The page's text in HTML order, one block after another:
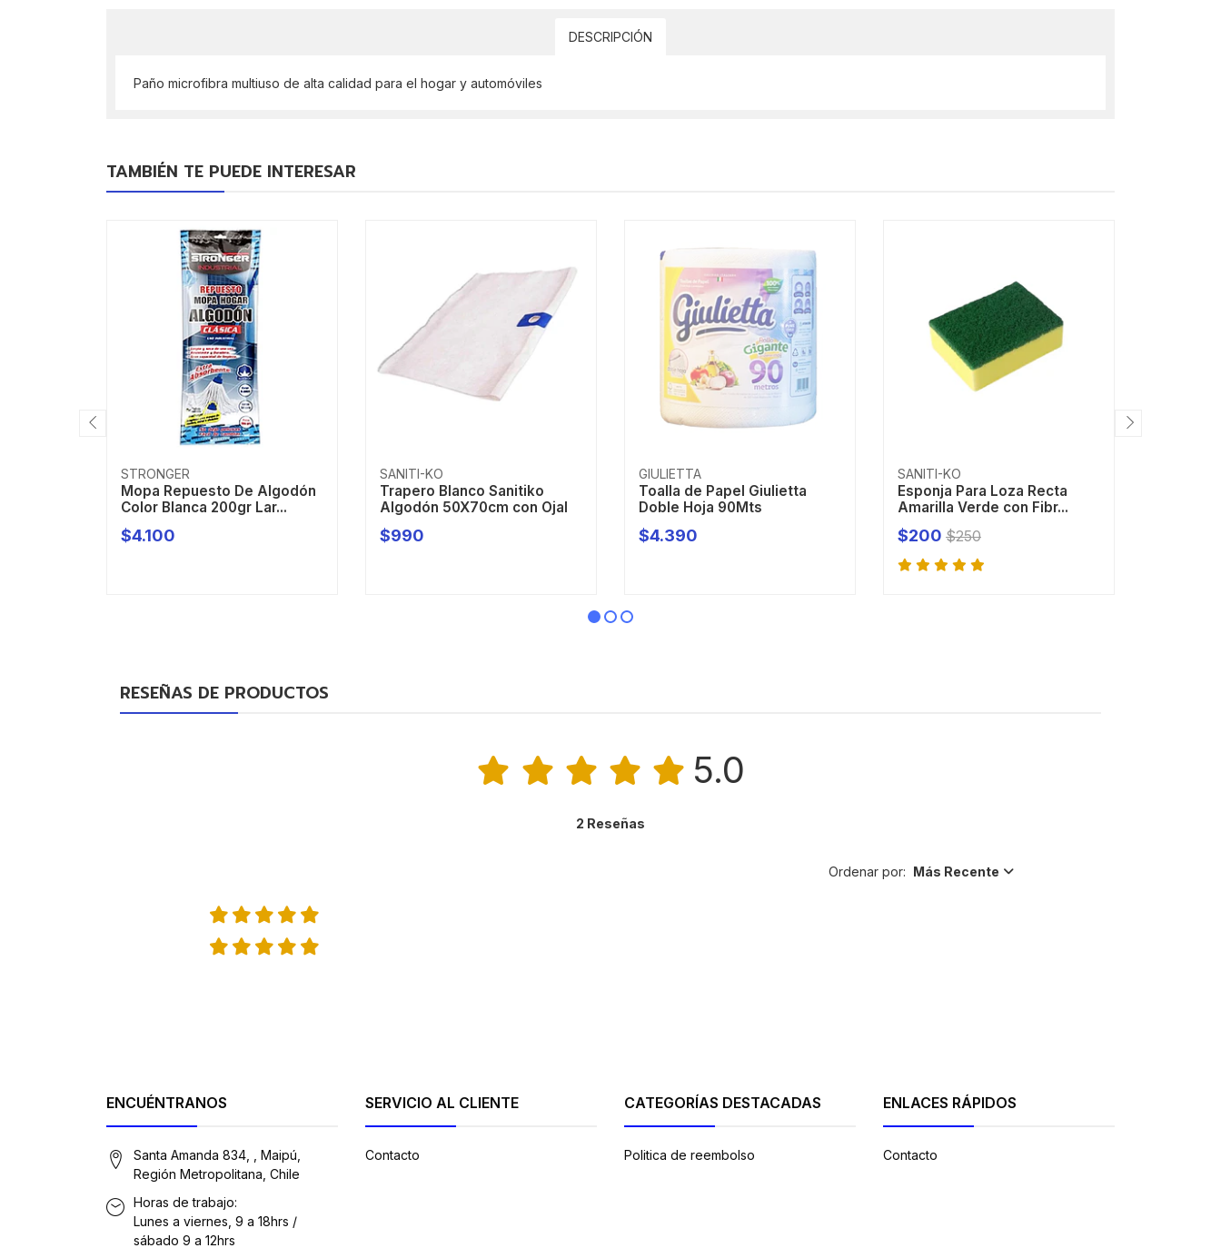
DESCRIPCIÓN
Paño microfibra multiuso de alta calidad para el hogar y automóviles
TAMBIÉN TE PUEDE INTERESAR
STRONGER
Mopa Repuesto De Algodón
Color Blanca 200gr Lar...
-
$4.100
SANITI-KO
Trapero Blanco Sanitiko
Algodón 50X70cm con Ojal
-
$990
GIULIETTA
Toalla de Papel Giulietta
Doble Hoja 90Mts
$4.390
SANITI-KO
Esponja Para Loza Recta
Amarilla Verde con Fibr...
-
$200 $250
RESEÑAS DE PRODUCTOS
5.0
2 Reseñas
Ordenar por: Más Recente
ENCUÉNTRANOS
Santa Amanda 834, , Maipú,
Región Metropolitana, Chile
Horas de trabajo:
Lunes a viernes, 9 a 18hrs /
sábado 9 a 12hrs
SERVICIO AL CLIENTE
Contacto
CATEGORÍAS DESTACADAS
Politica de reembolso
ENLACES RÁPIDOS
Contacto